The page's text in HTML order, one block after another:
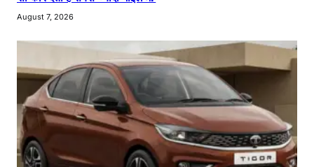
August 7, 2026